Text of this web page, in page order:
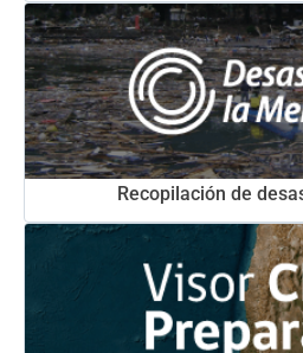
Recopilación de